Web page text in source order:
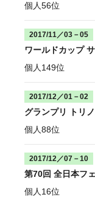
個人56位
2017/11／03－05
ワールドカップ
個人149位
2017/12／01－02
グランプリ トリ
個人88位
2017/12／07－10
第70回 全日本フ
個人16位